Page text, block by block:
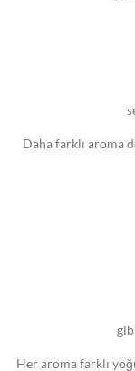
Daha farklı aroma
Her aroma farklı